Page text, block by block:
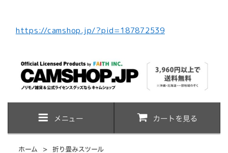
https://camshop.jp/?pid=187872539